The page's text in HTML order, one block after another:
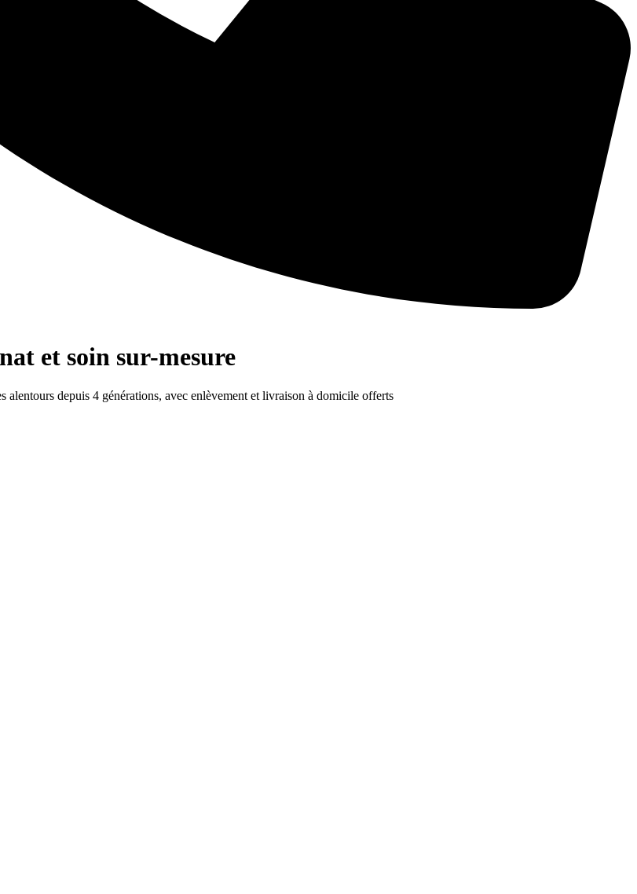
et soin sur-mesure
alentours depuis 4 générations, avec enlèvement et livraison à domicile offerts